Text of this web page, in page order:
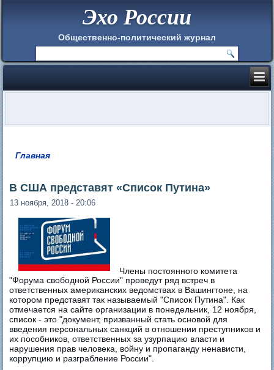
Эхо России
Общественно-политический журнал
Главная
В США представят «Список Путина»
13 ноября, 2018 - 20:06
Члены постоянного комитета
"Форума свободной России" проведут ряд встреч в
ответственных американских ведомствах в Вашингтоне, на
котором представят так называемый "Список Путина". Как
отмечается на сайте организации в понедельник, 12 ноября,
список - это "документ, призванный стать основой для
введения персональных санкций в отношении преступников и
их пособников, ответственных за узурпацию власти и
нарушения прав человека, войну и пропаганду ненависти,
коррупцию и разграбление России".